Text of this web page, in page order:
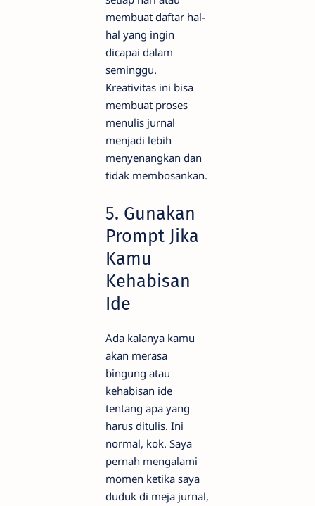
membuat daftar hal-
hal yang ingin
dicapai dalam
seminggu.
Kreativitas ini bisa
membuat proses
menulis jurnal
menjadi lebih
menyenangkan dan
tidak membosankan.
5. Gunakan
Prompt Jika
Kamu
Kehabisan
Ide
Ada kalanya kamu
akan merasa
bingung atau
kehabisan ide
tentang apa yang
harus ditulis. Ini
normal, kok. Saya
pernah mengalami
momen ketika saya
duduk di meja jurnal,